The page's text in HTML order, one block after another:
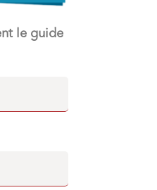
le guide